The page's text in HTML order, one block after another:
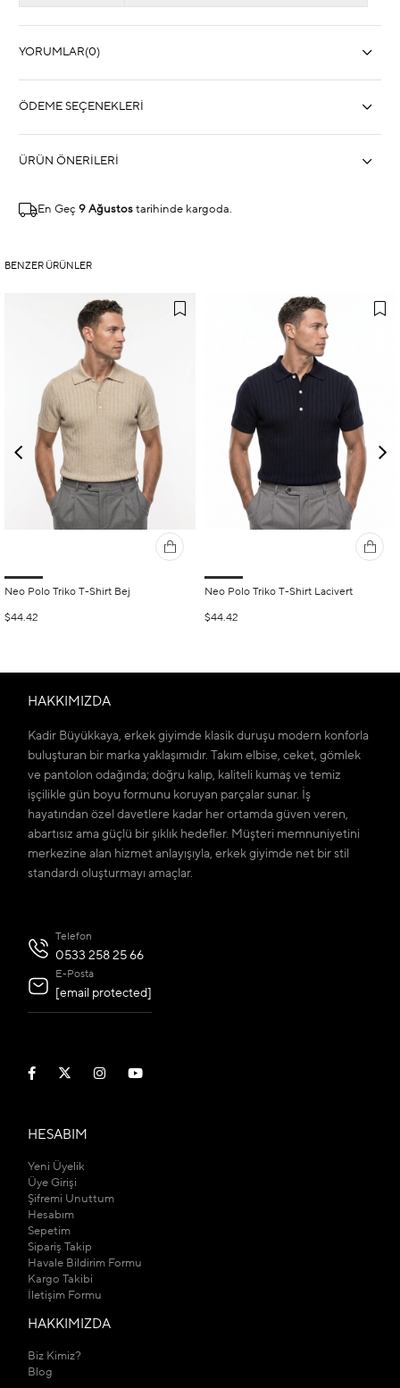
YORUMLAR(0)
ÖDEME SEÇENEKLERI
ÜRÜN ÖNERILERI
En Geç 9 Ağustos tarihinde kargoda.
BENZER ÜRÜNLER
Neo Polo Triko T-Shirt Bej
$44.42
Neo Polo Triko T-Shirt Lacivert
$44.42
HAKKIMIZDA
Kadir Büyükkaya, erkek giyimde klasik duruşu modern konforla
buluşturan bir marka yaklaşımıdır. Takım elbise, ceket, gömlek
ve pantolon odağında; doğru kalıp, kaliteli kumaş ve temiz
işçilikle gün boyu formunu koruyan parçalar sunar. İş
hayatından özel davetlere kadar her ortamda güven veren,
abartısız ama güçlü bir şıklık hedefler. Müşteri memnuniyetini
merkezine alan hizmet anlayışıyla, erkek giyimde net bir stil
standardı oluşturmayı amaçlar.
Telefon
0533 258 25 66
E-Posta
[email protected]
HESABIM
Yeni Üyelik
Üye Girişi
Şifremi Unuttum
Hesabım
Sepetim
Sipariş Takip
Havale Bildirim Formu
Kargo Takibi
İletişim Formu
HAKKIMIZDA
Biz Kimiz?
Blog